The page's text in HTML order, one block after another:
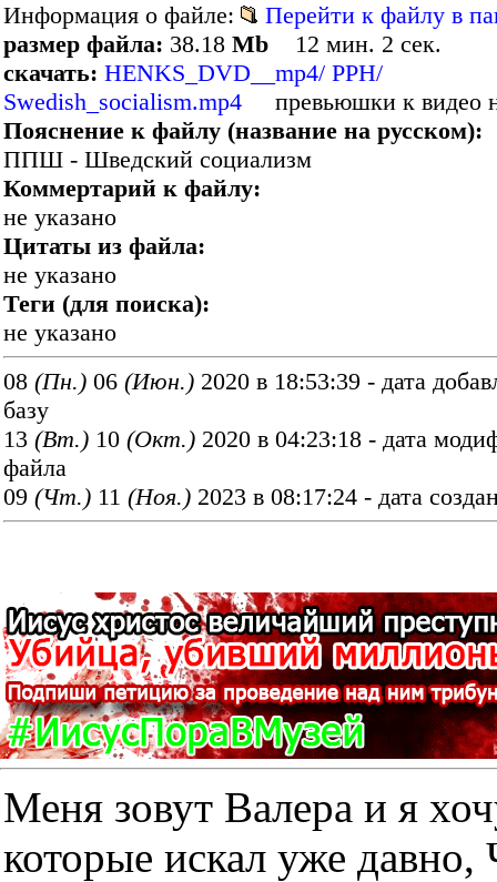
Информация о файле:
Перейти к файлу в
размер файла: 38.18 Mb 12 мин. 2 сек.
скачать: HENKS_DVD__mp4/ PPH/
Swedish_socialism.mp4 превьюшки к видео
Пояснение к файлу (название на русском):
ППШ - Шведский социализм
Коммертарий к файлу:
не указано
Цитаты из файла:
не указано
Теги (для поиска):
не указано
08 (Пн.) 06 (Июн.) 2020 в 18:53:39 - дата
базу
13 (Вт.) 10 (Окт.) 2020 в 04:23:18 - дата
файла
09 (Чт.) 11 (Ноя.) 2023 в 08:17:24 - дата
Меня зовут Валера и я
которые искал уже